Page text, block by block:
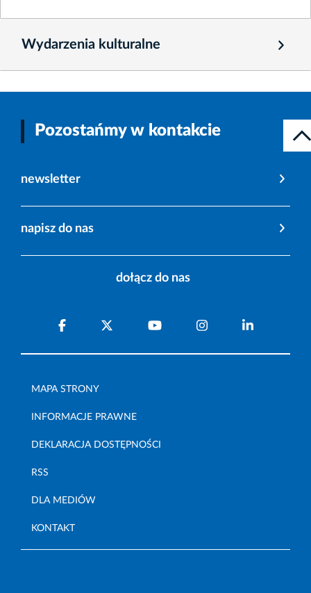
Wydarzenia kulturalne
Pozostańmy w kontakcie
newsletter
napisz do nas
dołącz do nas
MAPA STRONY
INFORMACJE PRAWNE
DEKLARACJA DOSTĘPNOŚCI
RSS
DLA MEDIÓW
KONTAKT